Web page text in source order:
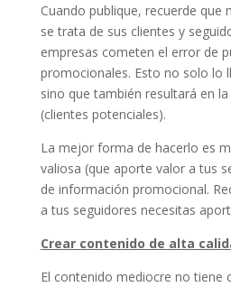
Cuando publique, recuerde que
se trata de sus clientes y
empresas cometen el error de
promocionales. Esto no solo lo
sino que también resultará en
(clientes potenciales).
La mejor forma de hacerlo es
valiosa (que aporte valor a tus
de información promocional.
a tus seguidores necesitas
Crear contenido de alta
El contenido mediocre no tiene